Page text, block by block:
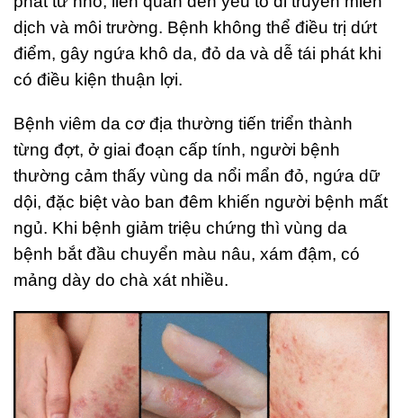
dịch và môi trường. Bệnh không thể điều trị dứt
điểm, gây ngứa khô da, đỏ da và dễ tái phát khi
có điều kiện thuận lợi.
Bệnh viêm da cơ địa thường tiến triển thành
từng đợt, ở giai đoạn cấp tính, người bệnh
thường cảm thấy vùng da nổi mẩn đỏ, ngứa dữ
dội, đặc biệt vào ban đêm khiến người bệnh mất
ngủ. Khi bệnh giảm triệu chứng thì vùng da
bệnh bắt đầu chuyển màu nâu, xám đậm, có
mảng dày do chà xát nhiều.